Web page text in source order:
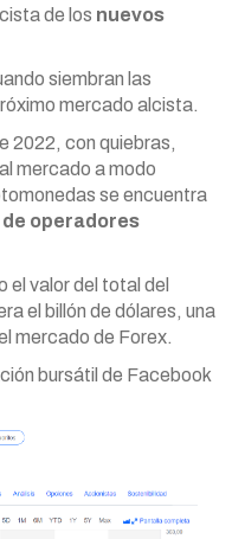
de los nuevos
siembran las
mercado alcista.
2022, con quiebras,
mercado a modo
se encuentra
operadores
valor del total del
el billón de dólares, una
mercado de Forex.
bursátil de Facebook